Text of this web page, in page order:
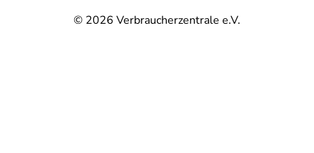
© 2026 Verbraucherzentrale e.V.